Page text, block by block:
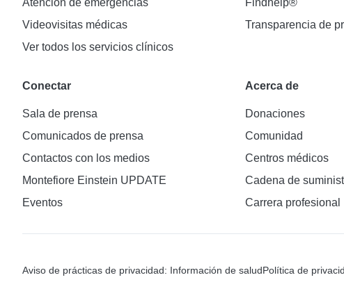
Atención de emergencias
Videovisitas médicas
Ver todos los servicios clínicos
Findhelp®
Transparencia de
Conectar
Sala de prensa
Comunicados de prensa
Contactos con los medios
Montefiore Einstein UPDATE
Eventos
Acerca de
Donaciones
Comunidad
Centros médicos
Cadena de
Carrera profesional
Aviso de prácticas de privacidad: Información de saludPolítica de